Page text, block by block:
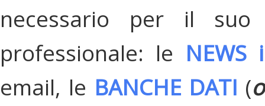
necessario per il suo
professionale: le
email, le BANCHE DATI (